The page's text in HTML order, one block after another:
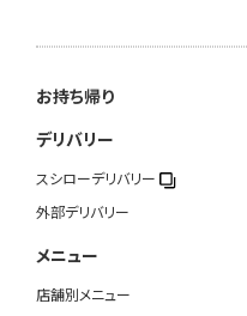
お持ち帰り
デリバリー
スシローデリバリー
外部デリバリー
メニュー
店舗別メニュー